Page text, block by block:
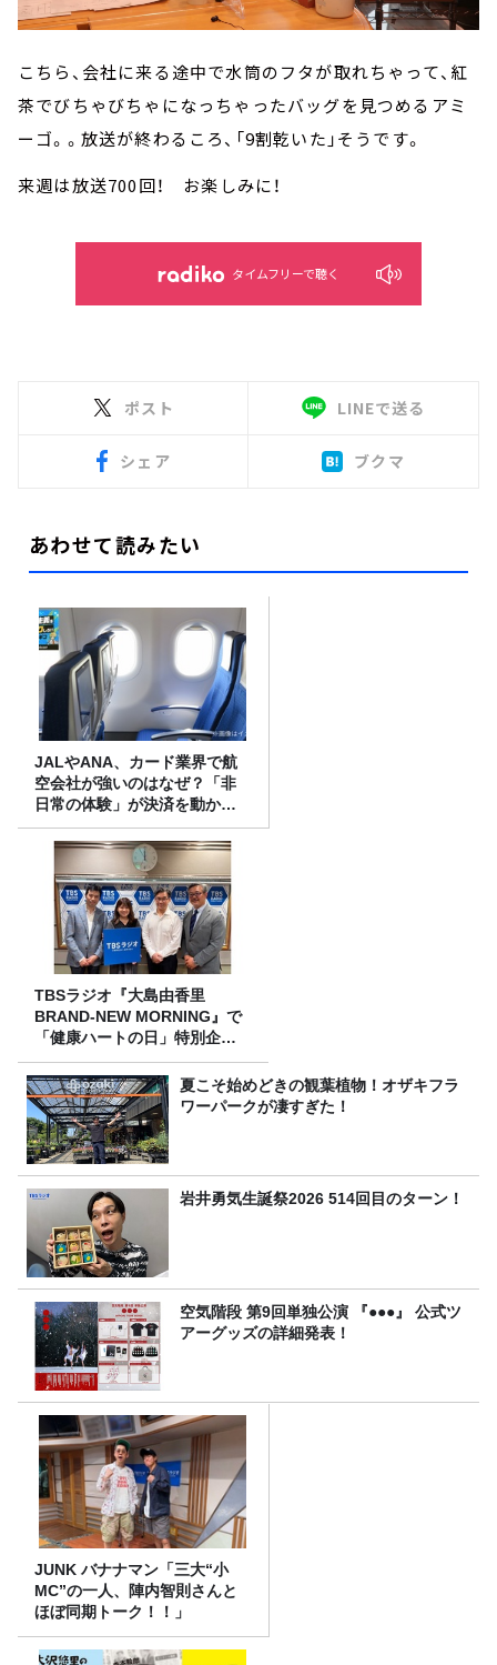
こちら、会社に来る途中で水筒のフタが取れちゃって、紅
茶でびちゃびちゃになっちゃったバッグを見つめるアミ
ーゴ。。放送が終わるころ、「9割乾いた」そうです。
来週は放送700回！ お楽しみに！
タイムフリーで聴く
ポスト LINEで送る
シェア ブクマ
あわせて読みたい
JALやANA、カード業界で航
空会社が強いのはなぜ？「非
日常の体験」が決済を動かす
理由
TBSラジオ『大島由香里
BRAND-NEW MORNING』で
「健康ハートの日」特別企画
を8/10（月）に放送
夏こそ始めどきの観葉植物！オザキフラ
ワーパークが凄すぎた！
岩井勇気生誕祭2026 514回目のターン！
空気階段 第9回単独公演 『●●●』 公式ツ
アーグッズの詳細発表！
JUNK バナナマン「三大“小
MC”の一人、陣内智則さんと
ほぼ同期トーク！！」